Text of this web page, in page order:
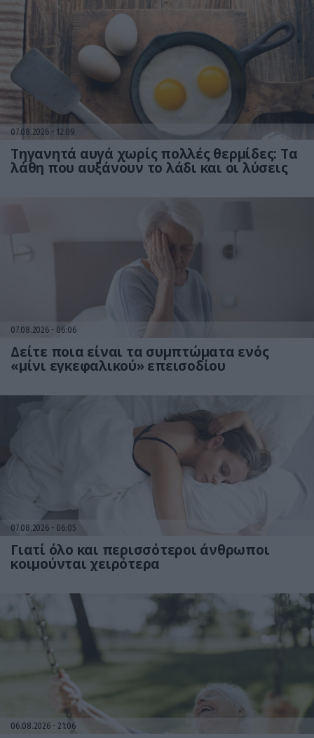
07.08.2026 12:09
Τηγανητά αυγά χωρίς πολλές θερμίδες: Τα
λάθη που αυξάνουν το λάδι και οι λύσεις
07.08.2026 06:06
Δείτε ποια είναι τα συμπτώματα ενός
«μίνι εγκεφαλικού» επεισοδίου
07.08.2026 06:05
Γιατί όλο και περισσότεροι άνθρωποι
κοιμούνται χειρότερα
06.08.2026 21:06